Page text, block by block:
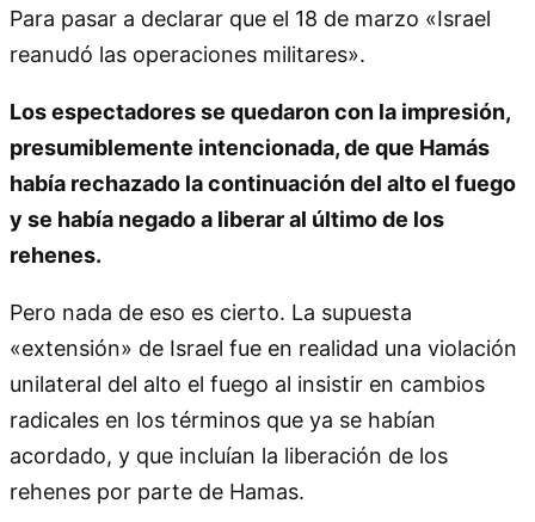
Para pasar a declarar que el 18 de marzo «Israel
reanudó las operaciones militares».
Los espectadores se quedaron con la impresión,
presumiblemente intencionada, de que Hamás
había rechazado la continuación del alto el fuego
y se había negado a liberar al último de los
rehenes.
Pero nada de eso es cierto. La supuesta
«extensión» de Israel fue en realidad una violación
unilateral del alto el fuego al insistir en cambios
radicales en los términos que ya se habían
acordado, y que incluían la liberación de los
rehenes por parte de Hamas.